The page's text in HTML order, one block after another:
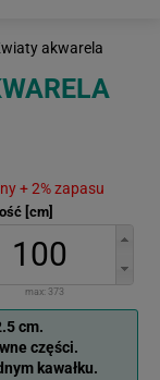
akwarela
+ 2% zapasu
[cm]
max: 373
cm.
części.
kawałku.